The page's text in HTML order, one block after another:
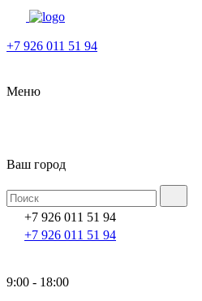
+7 926 011 51 94
Меню
Ваш город
+7 926 011 51 94
+7 926 011 51 94
9:00 - 18:00